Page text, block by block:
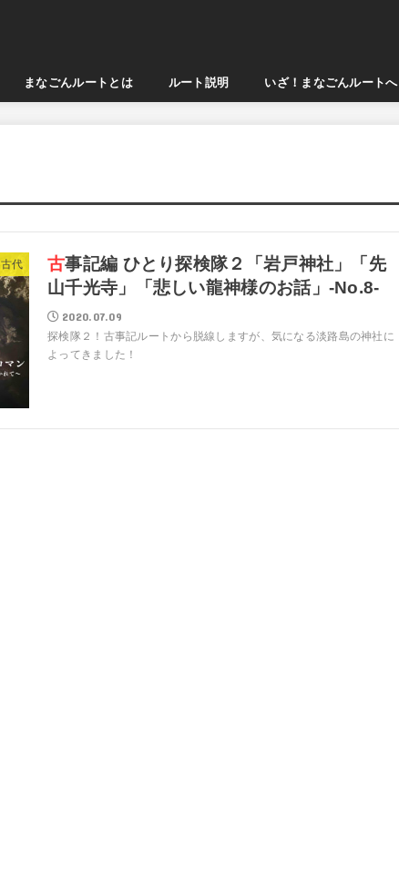
まなごんルートとは ルート説明 いざ！まなごんルートへ
古代
古事記編 ひとり探検隊２「岩戸神社」「先
山千光寺」「悲しい龍神様のお話」-No.8-
2020.07.09
探検隊２！古事記ルートから脱線しますが、気になる淡路島の神社に
よってきました！